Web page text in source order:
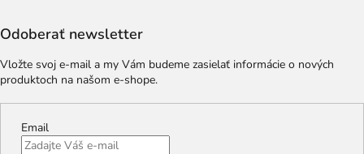
Odoberať newsletter
Vložte svoj e-mail a my Vám budeme zasielať informácie o nových
produktoch na našom e-shope.
Email